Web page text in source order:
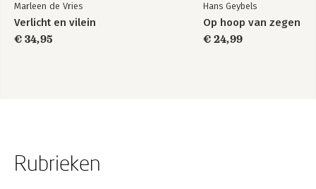
Marleen de Vries
Verlicht en vilein
€ 34,95
Hans Geybels
Op hoop van zegen
€ 24,99
Rubrieken